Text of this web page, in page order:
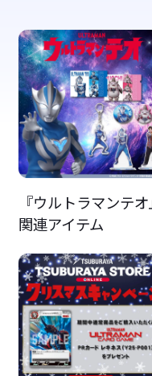
『ウルトラマンテオ
関連アイテム